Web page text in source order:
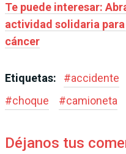
Te puede interesar:
actividad solidaria
cáncer
Etiquetas: #accidente
#choque #camioneta
Déjanos tus